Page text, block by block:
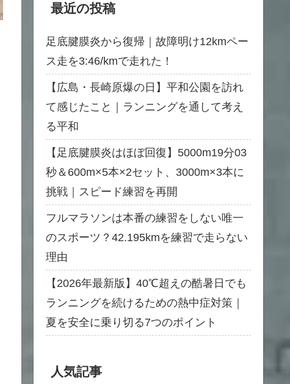
最近の投稿
足底腱膜炎から復帰｜故障明け12kmペー
ス走を3:46/kmで走れた！
【広島・長崎原爆の日】平和公園を訪れ
て感じたこと｜ランニングを通して考え
る平和
【足底腱膜炎はほぼ回復】5000m19分03
秒＆600m×5本×2セット、3000m×3本に
挑戦｜スピード練習を再開
フルマラソンは本番の練習をしない唯一
のスポーツ？42.195kmを練習で走らない
理由
【2026年最新版】40℃超えの酷暑日でも
ランニングを続けるための熱中症対策｜
夏を安全に乗り切る7つのポイント
人気記事